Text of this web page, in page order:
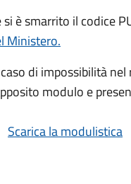
si è smarrito il codice
Ministero.
di impossibilità
modulo e
Scarica la modulistica